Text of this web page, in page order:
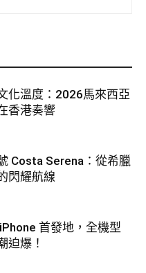
化溫度：2026馬來西亞
香港奏響
Costa Serena：從希臘
閃耀航線
首發地，全機型
迫爆！